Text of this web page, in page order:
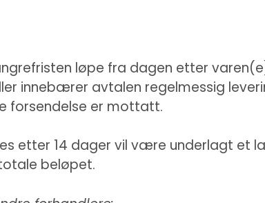
løpe fra dagen etter
innebærer avtalen regelmessig
forsendelse er mottatt.
etter 14 dager vil være underlagt et
beløpet.